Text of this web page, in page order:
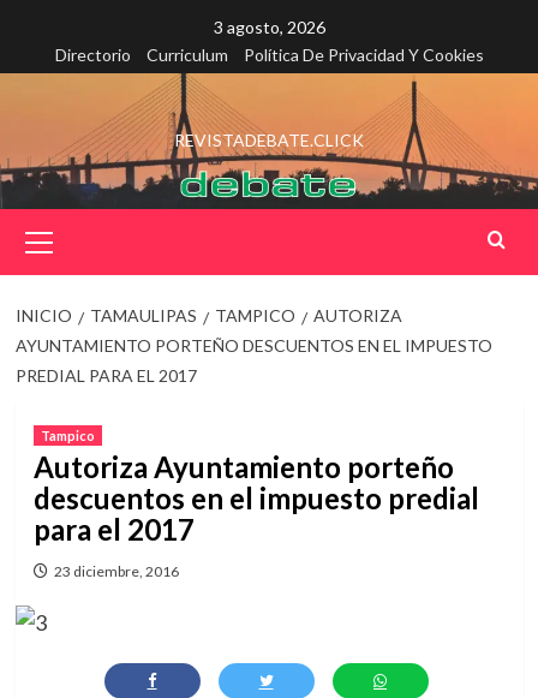
contenido
3 agosto, 2026
Directorio
Curriculum Política De Privacidad Y Cookies
REVISTADEBATE.CLICK
principal
INICIO TAMAULIPAS TAMPICO
AUTORIZA
AYUNTAMIENTO PORTEÑO DESCUENTOS EN EL IMPUESTO
PREDIAL PARA EL 2017
Tampico
Autoriza Ayuntamiento porteño
descuentos en el impuesto predial
para el 2017
23 diciembre, 2016